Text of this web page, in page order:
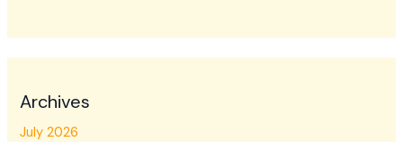
Archives
July 2026